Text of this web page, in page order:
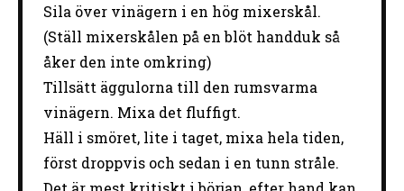
Sila över vinägern i en hög mixerskål.
(Ställ mixerskålen på en blöt handduk så
åker den inte omkring)
Tillsätt äggulorna till den rumsvarma
vinägern. Mixa det fluffigt.
Häll i smöret, lite i taget, mixa hela tiden,
först droppvis och sedan i en tunn stråle.